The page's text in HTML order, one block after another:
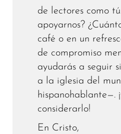
de lectores como
apoyarnos?
café o en un
de compromiso
ayudarás a seguir
a la iglesia del
hispanohablante—.
considerarlo!
En Cristo,